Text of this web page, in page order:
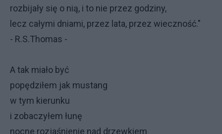
rozbijały się o nią, i to nie przez godziny,
lecz całymi dniami, przez lata, przez wieczność."
- R.S.Thomas -
A tak miało być
popędziłem jak mustang
w tym kierunku
i zobaczyłem łunę
nocne rozjaśnienie nad drzewkiem